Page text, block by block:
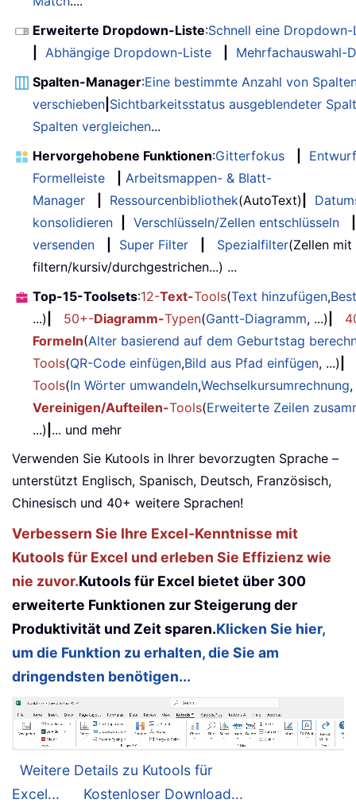
Erweiterte Dropdown-Liste:Schnell eine
Abhängige Dropdown-Liste
Mehrfachauswahl-
Spalten-Manager:Eine bestimmte Anzahl von
verschieben Sichtbarkeitsstatus ausgeblendeter
Spalten vergleichen...
Hervorgehobene Funktionen:Gitterfokus
Entwurf
Formelleiste
Arbeitsmappen- & Blatt-
Manager
Ressourcenbibliothek(AutoText)
konsolidieren
Verschlüsseln/Zellen entschlüsseln
versenden
Super Filter Spezialfilter(Zellen
filtern/kursiv/durchgestrichen...) ...
Top-15-Toolsets:12-Text-Tools(Text hinzufügen,
...)
50+-Diagramm-Typen(Gantt-Diagramm, ...)
Formeln(Alter basierend auf dem Geburtstag
Tools(QR-Code einfügen,Bild aus Pfad einfügen, ...)
Tools(In Wörter umwandeln,Wechselkursumrechnung
Vereinigen/Aufteilen-Tools(Erweiterte Zeilen
...) ... und mehr
Verwenden Sie Kutools in Ihrer bevorzugten Sprache –
unterstützt Englisch, Spanisch, Deutsch, Französisch,
Chinesisch und 40+ weitere Sprachen!
Verbessern Sie Ihre Excel-Kenntnisse mit
Kutools für Excel und erleben Sie Effizienz wie
nie zuvor.Kutools für Excel bietet über 300
erweiterte Funktionen zur Steigerung der
Produktivität und Zeit sparen.Klicken Sie hier,
um die Funktion zu erhalten, die Sie am
dringendsten benötigen...
Weitere Details zu Kutools für
Excel...
Kostenloser Download...